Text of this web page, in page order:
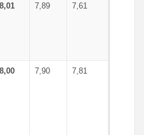
8,01 7,89 7,61
8,00 7,90 7,81